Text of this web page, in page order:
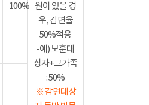
100% 원이 있을 경
우, 감면율
50%적용
-예) 보훈대
상자+그가족
: 50%
※ 감면대상